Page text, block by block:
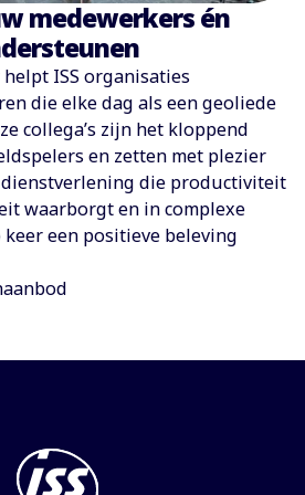
medewerkers én
ISS organisaties
die elke dag als een geoliede
collega’s zijn het kloppend
en zetten met plezier
die productiviteit
waarborgt en in complexe
een positieve beleving